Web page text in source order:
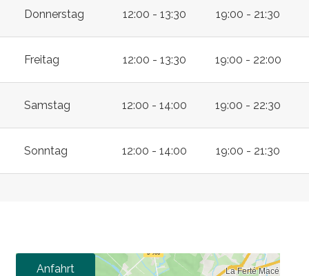
Donnerstag 12:00 - 13:30 19:00 - 21:30
Freitag 12:00 - 13:30 19:00 - 22:00
Samstag 12:00 - 14:00 19:00 - 22:30
Sonntag 12:00 - 14:00 19:00 - 21:30
Anfahrt